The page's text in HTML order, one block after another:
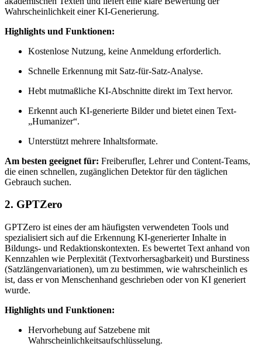
Wahrscheinlichkeit einer KI-Generierung.
Highlights und Funktionen:
Kostenlose Nutzung, keine Anmeldung erforderlich.
Schnelle Erkennung mit Satz-für-Satz-Analyse.
Hebt mutmaßliche KI-Abschnitte direkt im Text hervor.
Erkennt auch KI-generierte Bilder und bietet einen Text-
„Humanizer“.
Unterstützt mehrere Inhaltsformate.
Am besten geeignet für: Freiberufler, Lehrer und Content-Teams,
die einen schnellen, zugänglichen Detektor für den täglichen
Gebrauch suchen.
2. GPTZero
GPTZero ist eines der am häufigsten verwendeten Tools und
spezialisiert sich auf die Erkennung KI-generierter Inhalte in
Bildungs- und Redaktionskontexten. Es bewertet Text anhand von
Kennzahlen wie Perplexität (Textvorhersagbarkeit) und Burstiness
(Satzlängenvariationen), um zu bestimmen, wie wahrscheinlich es
ist, dass er von Menschenhand geschrieben oder von KI generiert
wurde.
Highlights und Funktionen:
Hervorhebung auf Satzebene mit
Wahrscheinlichkeitsaufschlüsselung.